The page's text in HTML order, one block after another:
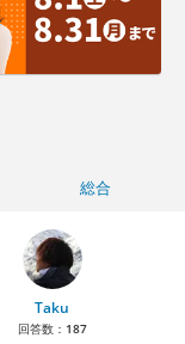
総合
Taku
回答数： 187